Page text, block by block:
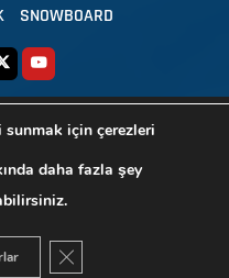
SNOWBOARD
Kayak Federasyonu'na aittir.
için çerezleri
daha fazla şey
GDPR ÇEREZ